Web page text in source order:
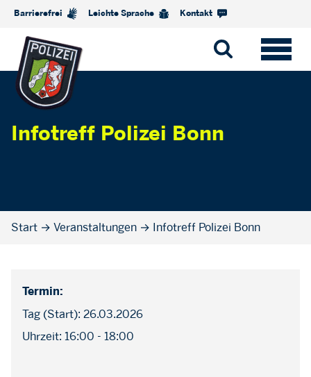
Barrierefrei Leichte Sprache Kontakt
Infotreff Polizei Bonn
Start → Veranstaltungen → Infotreff Polizei Bonn
Termin:
Tag (Start): 26.03.2026
Uhrzeit: 16:00 - 18:00